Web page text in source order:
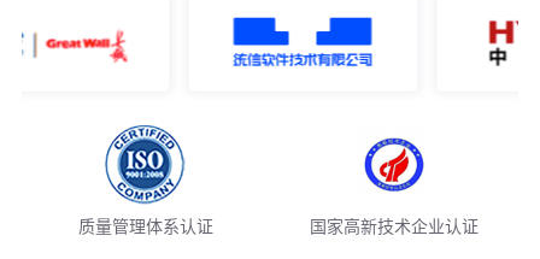
质量管理体系认证 国家高新技术企业认证